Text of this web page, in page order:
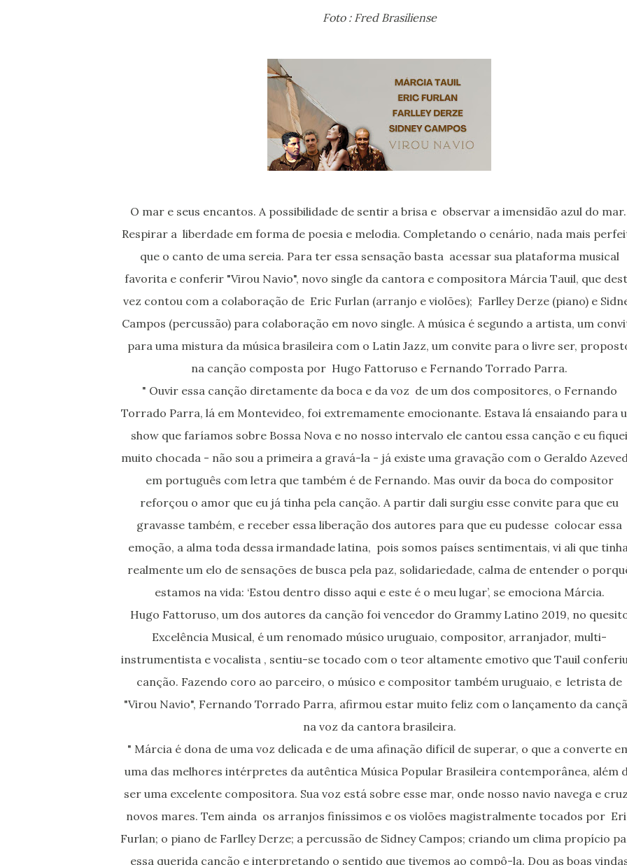
Foto : Fred Brasiliense
O mar e seus encantos. A possibilidade de sentir a brisa e observar a imensidão azul do mar.
Respirar a liberdade em forma de poesia e melodia. Completando o cenário, nada mais
que o canto de uma sereia. Para ter essa sensação basta acessar sua plataforma musical
favorita e conferir "Virou Navio", novo single da cantora e compositora Márcia Tauil, que
vez contou com a colaboração de Eric Furlan (arranjo e violões); Farlley Derze (piano) e
Campos (percussão) para colaboração em novo single. A música é segundo a artista, um
para uma mistura da música brasileira com o Latin Jazz, um convite para o livre ser,
na canção composta por Hugo Fattoruso e Fernando Torrado Parra.
" Ouvir essa canção diretamente da boca e da voz de um dos compositores, o Fernando
Torrado Parra, lá em Montevideo, foi extremamente emocionante. Estava lá ensaiando para
show que faríamos sobre Bossa Nova e no nosso intervalo ele cantou essa canção e eu fiquei
muito chocada - não sou a primeira a gravá-la - já existe uma gravação com o Geraldo
em português com letra que também é de Fernando. Mas ouvir da boca do compositor
reforçou o amor que eu já tinha pela canção. A partir dali surgiu esse convite para que eu
gravasse também, e receber essa liberação dos autores para que eu pudesse colocar essa
emoção, a alma toda dessa irmandade latina, pois somos países sentimentais, vi ali que
realmente um elo de sensações de busca pela paz, solidariedade, calma de entender o
estamos na vida: ‘Estou dentro disso aqui e este é o meu lugar’, se emociona Márcia.
Hugo Fattoruso, um dos autores da canção foi vencedor do Grammy Latino 2019, no
Excelência Musical, é um renomado músico uruguaio, compositor, arranjador, multi-
instrumentista e vocalista , sentiu-se tocado com o teor altamente emotivo que Tauil
canção. Fazendo coro ao parceiro, o músico e compositor também uruguaio, e letrista de
"Virou Navio", Fernando Torrado Parra, afirmou estar muito feliz com o lançamento da
na voz da cantora brasileira.
" Márcia é dona de uma voz delicada e de uma afinação difícil de superar, o que a converte
uma das melhores intérpretes da autêntica Música Popular Brasileira contemporânea, além
ser uma excelente compositora. Sua voz está sobre esse mar, onde nosso navio navega e
novos mares. Tem ainda os arranjos finíssimos e os violões magistralmente tocados por
Furlan; o piano de Farlley Derze; a percussão de Sidney Campos; criando um clima propício
essa querida canção e interpretando o sentido que tivemos ao compô-la. Dou as boas